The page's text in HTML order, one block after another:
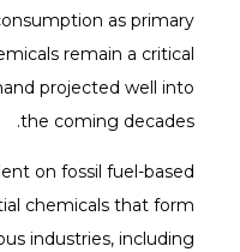
as primary
remain a critical
projected well into
the coming decades.
on fossil fuel-based
chemicals that form
industries, including